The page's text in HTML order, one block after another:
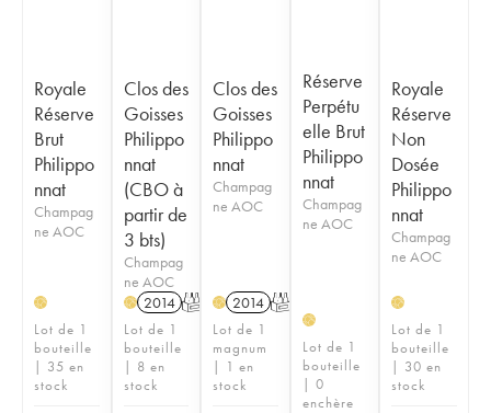
Royale
Réserve
Brut
Philippo
nnat
Champag
ne AOC
H
Lot de 1
bouteille
| 35 en
stock
Clos des
Goisses
Philippo
nnat
(CBO à
partir de
3 bts)
Champag
ne AOC
H 2014 T
Lot de 1
bouteille
| 8 en
stock
Clos des
Goisses
Philippo
nnat
Champag
ne AOC
H 2014 T
Lot de 1
magnum
| 1 en
stock
Réserve
Perpétu
elle Brut
Philippo
nnat
Champag
ne AOC
H
Lot de 1
bouteille
| 0
enchère
Royale
Réserve
Non
Dosée
Philippo
nnat
Champag
ne AOC
H
Lot de 1
bouteille
| 30 en
stock